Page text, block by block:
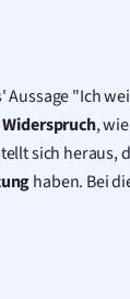
"Ich
,
sich heraus,
haben. Bei